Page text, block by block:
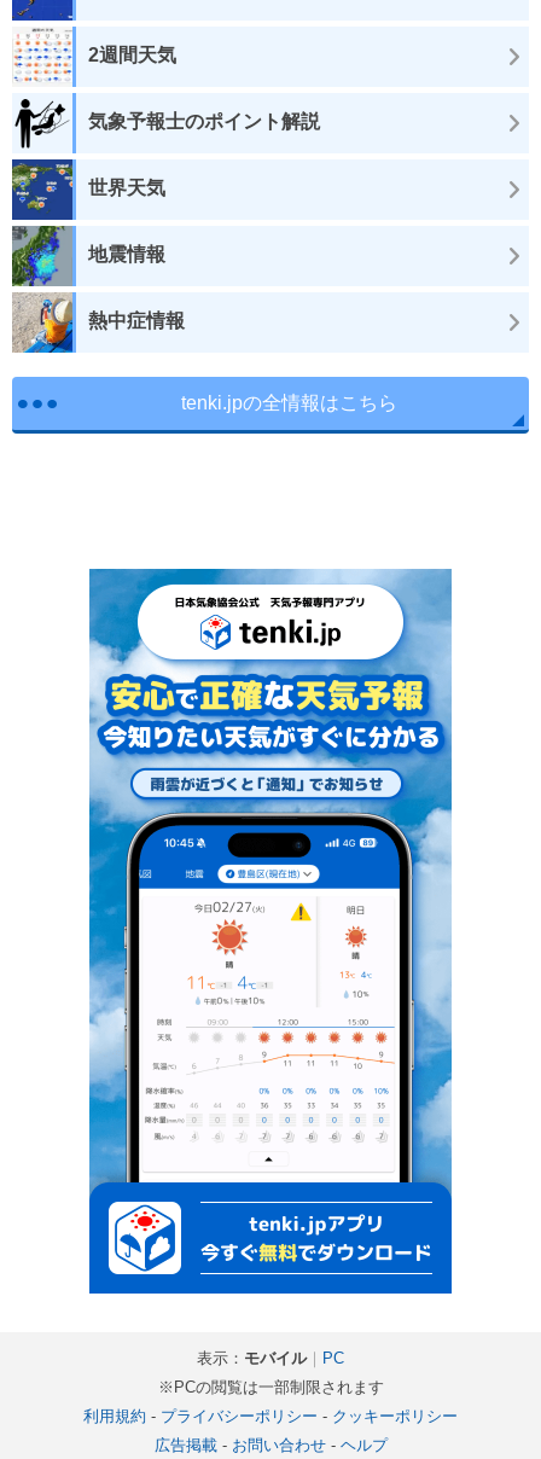
2週間天気
気象予報士のポイント解説
世界天気
地震情報
熱中症情報
tenki.jpの全情報はこちら
表示： モバイル｜ PC
※PCの閲覧は一部制限されます
利用規約 - プライバシーポリシー - クッキーポリシー
広告掲載- お問い合わせ- ヘルプ